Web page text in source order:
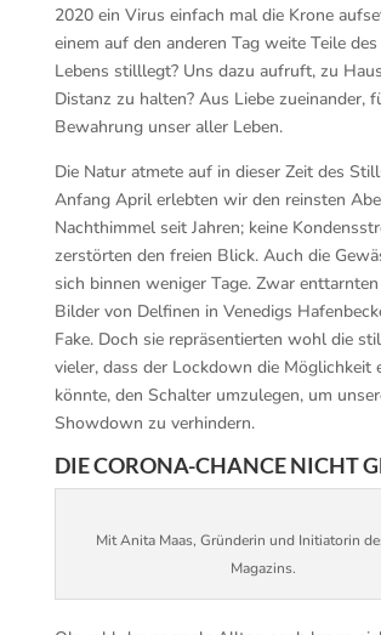
2020 ein Virus einfach mal die Krone
einem auf den anderen Tag weite Teile
Lebens stilllegt? Uns dazu aufruft, zu
Distanz zu halten? Aus Liebe zueinander,
Bewahrung unser aller Leben.
Die Natur atmete auf in dieser Zeit des
Anfang April erlebten wir den reinsten
Nachthimmel seit Jahren; keine
zerstörten den freien Blick. Auch die
sich binnen weniger Tage. Zwar
Bilder von Delfinen in Venedigs
Fake. Doch sie repräsentierten wohl die
vieler, dass der Lockdown die Möglichkeit
könnte, den Schalter umzulegen, um
Showdown zu verhindern.
DIE CORONA-CHANCE NICHT
Mit Anita Maas, Gründerin und Initiatorin
Magazins.